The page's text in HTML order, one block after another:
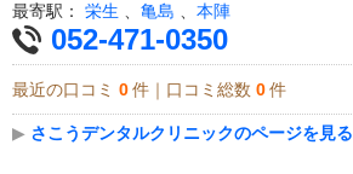
最寄駅： 栄生 、 亀島 、 本陣
052-471-0350
最近の口コミ 0 件｜口コミ総数 0 件
▶ さこうデンタルクリニックのページを見る